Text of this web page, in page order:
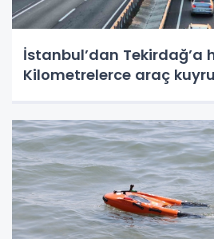
İstanbul’dan Tekirdağ’a
Kilometrelerce araç